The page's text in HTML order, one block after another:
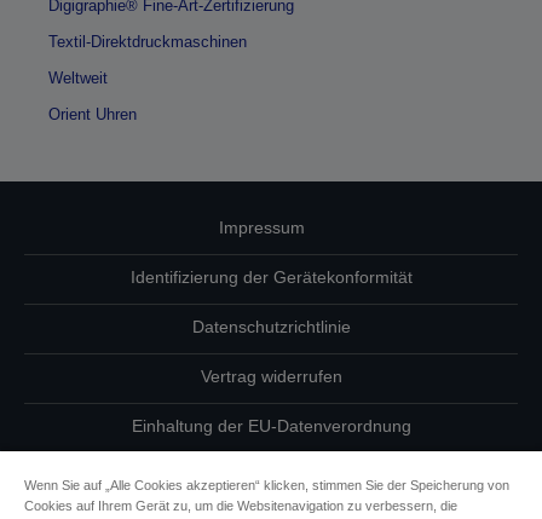
Digigraphie® Fine-Art-Zertifizierung
Textil-Direktdruckmaschinen
Weltweit
Orient Uhren
Impressum
Identifizierung der Gerätekonformität
Datenschutzrichtlinie
Vertrag widerrufen
Einhaltung der EU-Datenverordnung
Wenn Sie auf „Alle Cookies akzeptieren“ klicken, stimmen Sie der Speicherung von
Cookies auf Ihrem Gerät zu, um die Websitenavigation zu verbessern, die